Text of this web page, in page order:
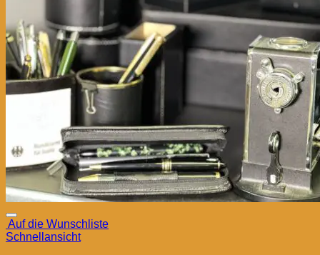
Auf die Wunschliste
Schnellansicht